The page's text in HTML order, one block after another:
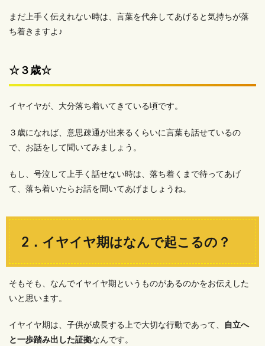
まだ上手く伝えれない時は、言葉を代弁してあげると気持ちが落
ち着きますよ♪
☆３歳☆
イヤイヤが、大分落ち着いてきている頃です。
３歳になれば、意思疎通が出来るくらいに言葉も話せているの
で、お話をして聞いてみましょう。
もし、号泣して上手く話せない時は、落ち着くまで待ってあげ
て、落ち着いたらお話を聞いてあげましょうね。
2．イヤイヤ期はなんで起こるの？
そもそも、なんでイヤイヤ期というものがあるのかをお伝えした
いと思います。
イヤイヤ期は、子供が成長する上で大切な行動であって、
自立へ
と一歩踏み出した証拠なんです。